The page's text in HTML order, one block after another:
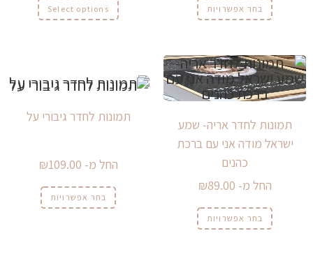
בחר אפשרויות Select options
תמונות לחדר אריה- שמע
ישראל מודה אני עם ברכת
כהנים
החל מ-
₪89.00
בחר אפשרויות
תמונות לחדר גיבורי על
החל מ- ₪109.00
בחר אפשרויות